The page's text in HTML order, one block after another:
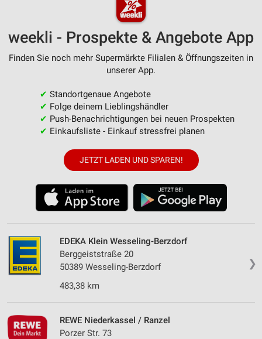
weekli - Prospekte & Angebote App
Finden Sie noch mehr Supermärkte Filialen & Öffnungszeiten in
unserer App.
✔ Standortgenaue Angebote
✔ Folge deinem Lieblingshändler
✔ Push-Benachrichtigungen bei neuen Prospekten
✔ Einkaufsliste - Einkauf stressfrei planen
JETZT LADEN UND SPAREN!
❯
EDEKA Klein Wesseling-Berzdorf
Berggeiststraße 20
50389 Wesseling-Berzdorf
483,38 km
REWE Niederkassel / Ranzel
Porzer Str. 73